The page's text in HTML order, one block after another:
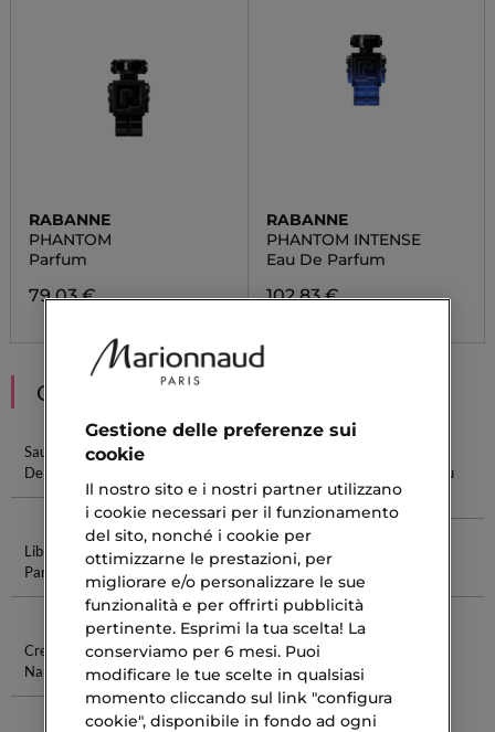
RABANNE
PHANTOM
Parfum
79,03 €
RABANNE
PHANTOM INTENSE
Eau De Parfum
102,83 €
CONSIGLIATI PER TE
Sauvage Eau
De Parfum
Miss Dior Eau
Parfum
Chance Eau
De Parfum
Libre Eau De
Parfum
Prodotti
Naturali
Shampoo
Balsamo
Capelli Biondi
Crema Corpo
Narciso
Emporio
Armani
Profumi
Gestione delle preferenze sui
cookie
Il nostro sito e i nostri partner utilizzano
i cookie necessari per il funzionamento
del sito, nonché i cookie per
ottimizzarne le prestazioni, per
migliorare e/o personalizzare le sue
funzionalità e per offrirti pubblicità
pertinente. Esprimi la tua scelta! La
conserviamo per 6 mesi. Puoi
modificare le tue scelte in qualsiasi
momento cliccando sul link "configura
cookie", disponibile in fondo ad ogni